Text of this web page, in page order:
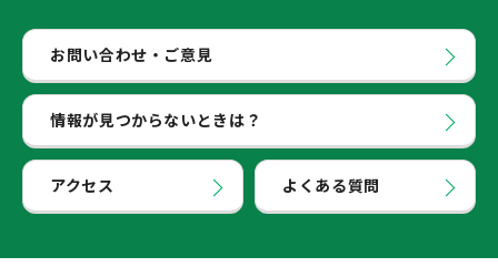
お問い合わせ・ご意見
情報が見つからないときは？
アクセス よくある質問